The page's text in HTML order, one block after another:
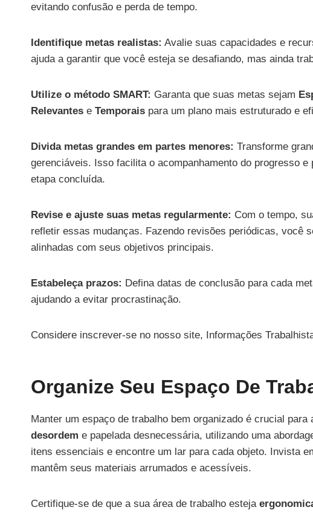
evitando confusão e perda de tempo.
Identifique metas realistas: Avalie suas capacidades e
ajuda a garantir que você esteja se desafiando, mas ainda
Utilize o método SMART: Garanta que suas metas sejam
Relevantes e Temporais para um plano mais estruturado e
Divida metas grandes em partes menores: Transforme
gerenciáveis. Isso facilita o acompanhamento do progresso
etapa concluída.
Revise e ajuste suas metas regularmente: Com o tempo,
refletir essas mudanças. Fazendo revisões periódicas, você
alinhadas com seus objetivos principais.
Estabeleça prazos: Defina datas de conclusão para cada
ajudando a evitar procrastinação.
Considere inscrever-se no nosso site, Informações
Organize Seu Espaço De
Manter um espaço de trabalho bem organizado é crucial
desordem e papelada desnecessária, utilizando uma
itens essenciais e encontre um lar para cada objeto. Invista
mantêm seus materiais arrumados e acessíveis.
Certifique-se de que a sua área de trabalho esteja